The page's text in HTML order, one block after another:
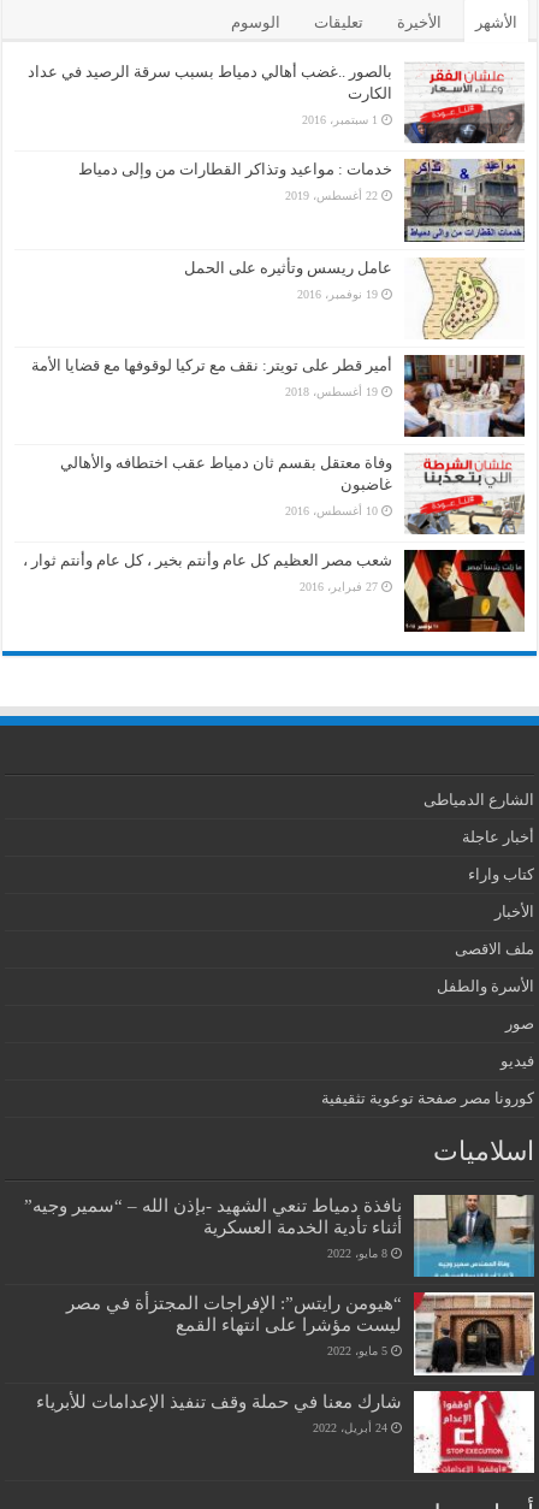
الأشهر الأخيرة تعليقات الوسوم
بالصور ..غضب أهالي دمياط بسبب سرقة الرصيد في عداد
الكارت
1 سبتمبر، 2016
خدمات : مواعيد وتذاكر القطارات من وإلى دمياط
22 أغسطس، 2019
عامل ريسس وتأثيره على الحمل
19 نوفمبر، 2016
أمير قطر على تويتر: نقف مع تركيا لوقوفها مع قضايا الأمة
19 أغسطس، 2018
وفاة معتقل بقسم ثان دمياط عقب اختطافه والأهالي
غاضبون
10 أغسطس، 2016
شعب مصر العظيم كل عام وأنتم بخير ، كل عام وأنتم ثوار ،
27 فبراير، 2016
الشارع الدمياطى
أخبار عاجلة
كتاب واراء
الأخبار
ملف الاقصى
الأسرة والطفل
صور
فيديو
كورونا مصر صفحة توعوية تثقيفية
اسلاميات
نافذة دمياط تنعي الشهيد -بإذن الله – “سمير وجيه”
أثناء تأدية الخدمة العسكرية
8 مايو، 2022
“هيومن رايتس”: الإفراجات المجتزأة في مصر
ليست مؤشرا على انتهاء القمع
5 مايو، 2022
شارك معنا في حملة وقف تنفيذ الإعدامات للأبرياء
24 أبريل، 2022